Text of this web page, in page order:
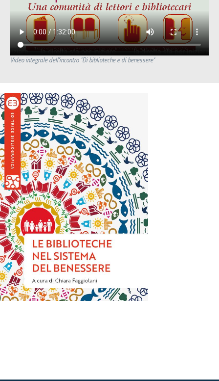
Video integrale dell'incontro "Di biblioteche e di benessere"